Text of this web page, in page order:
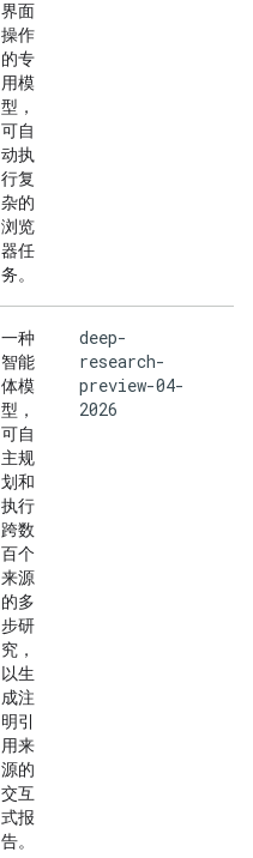
界面
操作
的专
用模
型，
可自
动执
行复
杂的
浏览
器任
务。
一种
智能
体模
型，
可自
主规
划和
执行
跨数
百个
来源
的多
步研
究，
以生
成注
明引
用来
源的
交互
式报
告。
deep-
research-
preview-04-
2026